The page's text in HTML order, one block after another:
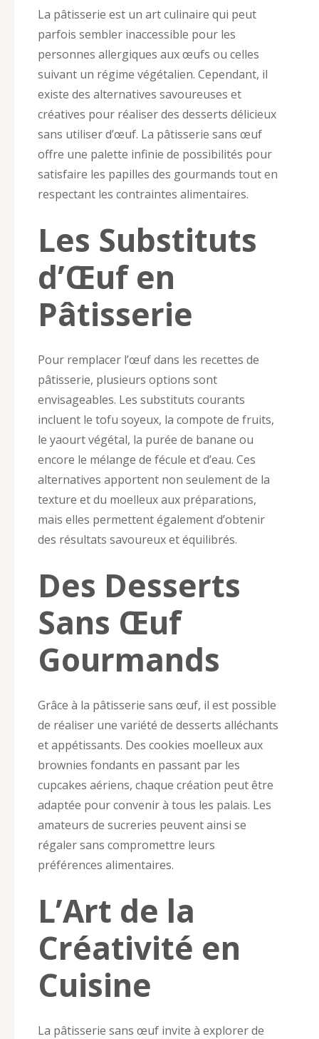
La pâtisserie est un art culinaire qui peut
parfois sembler inaccessible pour les
personnes allergiques aux œufs ou celles
suivant un régime végétalien. Cependant, il
existe des alternatives savoureuses et
créatives pour réaliser des desserts délicieux
sans utiliser d’œuf. La pâtisserie sans œuf
offre une palette infinie de possibilités pour
satisfaire les papilles des gourmands tout en
respectant les contraintes alimentaires.
Les Substituts
d’Œuf en
Pâtisserie
Pour remplacer l’œuf dans les recettes de
pâtisserie, plusieurs options sont
envisageables. Les substituts courants
incluent le tofu soyeux, la compote de fruits,
le yaourt végétal, la purée de banane ou
encore le mélange de fécule et d’eau. Ces
alternatives apportent non seulement de la
texture et du moelleux aux préparations,
mais elles permettent également d’obtenir
des résultats savoureux et équilibrés.
Des Desserts
Sans Œuf
Gourmands
Grâce à la pâtisserie sans œuf, il est possible
de réaliser une variété de desserts alléchants
et appétissants. Des cookies moelleux aux
brownies fondants en passant par les
cupcakes aériens, chaque création peut être
adaptée pour convenir à tous les palais. Les
amateurs de sucreries peuvent ainsi se
régaler sans compromettre leurs
préférences alimentaires.
L’Art de la
Créativité en
Cuisine
La pâtisserie sans œuf invite à explorer de